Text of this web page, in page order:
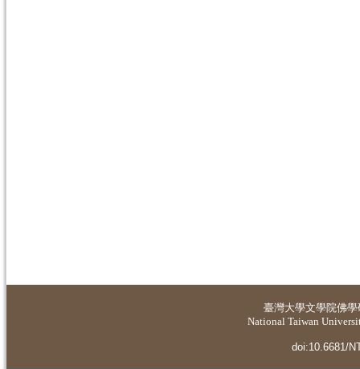
臺灣大學文學院佛
National Taiwan
doi:10.6681/